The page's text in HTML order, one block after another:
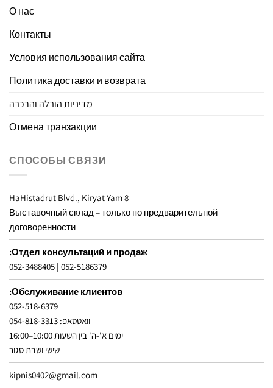
О нас
Контакты
Условия использования сайта
Политика доставки и возврата
מדיניות הובלה והרכבה
Отмена транзакции
СПОСОБЫ СВЯЗИ
8 HaHistadrut Blvd., Kiryat Yam
Выставочный склад – только по предварительной
договоренности
Отдел консультаций и продаж:
052-5186379
|
052-3488405
Обслуживание клиентов:
052-518-6379
וואטסאפ: 054-818-3313
ימים א'-ה' בין השעות 10:00–16:00
שישי ושבת סגור
kipnis0402@gmail.com